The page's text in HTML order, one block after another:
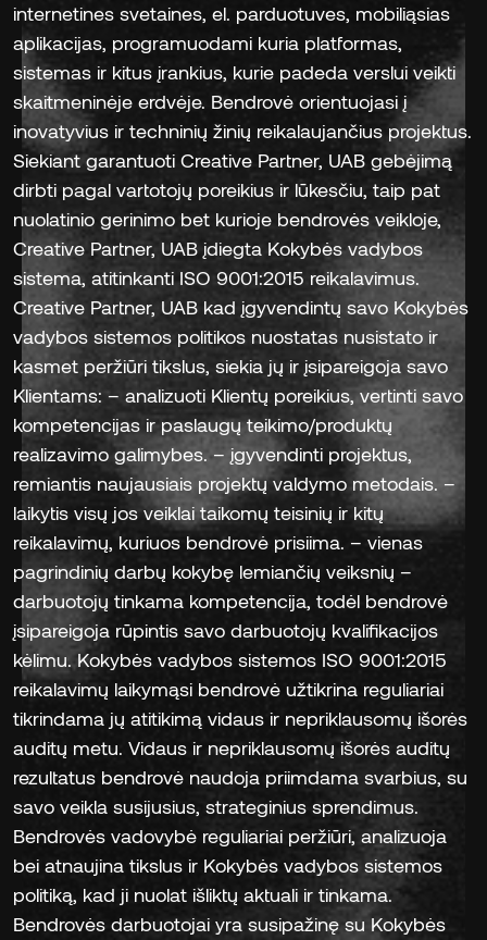
internetines svetaines, el. parduotuves, mobiliąsias
aplikacijas, programuodami kuria platformas,
sistemas ir kitus įrankius, kurie padeda verslui veikti
skaitmeninėje erdvėje. Bendrovė orientuojasi į
inovatyvius ir techninių žinių reikalaujančius projektus.
Siekiant garantuoti Creative Partner, UAB gebėjimą
dirbti pagal vartotojų poreikius ir lūkesčiu, taip pat
nuolatinio gerinimo bet kurioje bendrovės veikloje,
Creative Partner, UAB įdiegta Kokybės vadybos
sistema, atitinkanti ISO 9001:2015 reikalavimus.
Creative Partner, UAB kad įgyvendintų savo Kokybės
vadybos sistemos politikos nuostatas nusistato ir
kasmet peržiūri tikslus, siekia jų ir įsipareigoja savo
Klientams: – analizuoti Klientų poreikius, vertinti savo
kompetencijas ir paslaugų teikimo/produktų
realizavimo galimybes. – įgyvendinti projektus,
remiantis naujausiais projektų valdymo metodais. –
laikytis visų jos veiklai taikomų teisinių ir kitų
reikalavimų, kuriuos bendrovė prisiima. – vienas
pagrindinių darbų kokybę lemiančių veiksnių –
darbuotojų tinkama kompetencija, todėl bendrovė
įsipareigoja rūpintis savo darbuotojų kvalifikacijos
kėlimu. Kokybės vadybos sistemos ISO 9001:2015
reikalavimų laikymąsi bendrovė užtikrina reguliariai
tikrindama jų atitikimą vidaus ir nepriklausomų išorės
auditų metu. Vidaus ir nepriklausomų išorės auditų
rezultatus bendrovė naudoja priimdama svarbius, su
savo veikla susijusius, strateginius sprendimus.
Bendrovės vadovybė reguliariai peržiūri, analizuoja
bei atnaujina tikslus ir Kokybės vadybos sistemos
politiką, kad ji nuolat išliktų aktuali ir tinkama.
Bendrovės darbuotojai yra susipažinę su Kokybės